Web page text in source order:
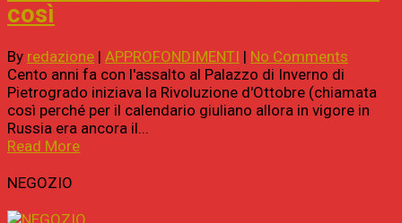
così
By redazione | APPROFONDIMENTI | No Comments
Cento anni fa con l'assalto al Palazzo di Inverno di
Pietrogrado iniziava la Rivoluzione d'Ottobre (chiamata
così perché per il calendario giuliano allora in vigore in
Russia era ancora il...
Read More
NEGOZIO